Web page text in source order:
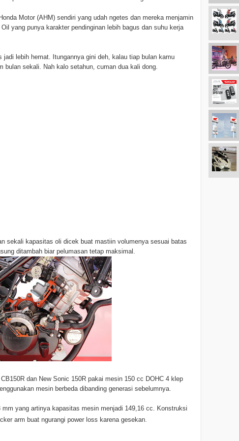
Motor (AHM) sendiri yang udah ngetes dan mereka menjamin
yang punya karakter pendinginan lebih bagus dan suhu kerja
lebih hemat. Itungannya gini deh, kalau tiap bulan kamu
bulan sekali. Nah kalo setahun, cuman dua kali dong.
sekali kapasitas oli dicek buat mastiin volumenya sesuai batas
ditambah biar pelumasan tetap maksimal.
dan New Sonic 150R pakai mesin 150 cc DOHC 4 klep
mesin berbeda dibanding generasi sebelumnya.
yang artinya kapasitas mesin menjadi 149,16 cc. Konstruksi
arm buat ngurangi power loss karena gesekan.